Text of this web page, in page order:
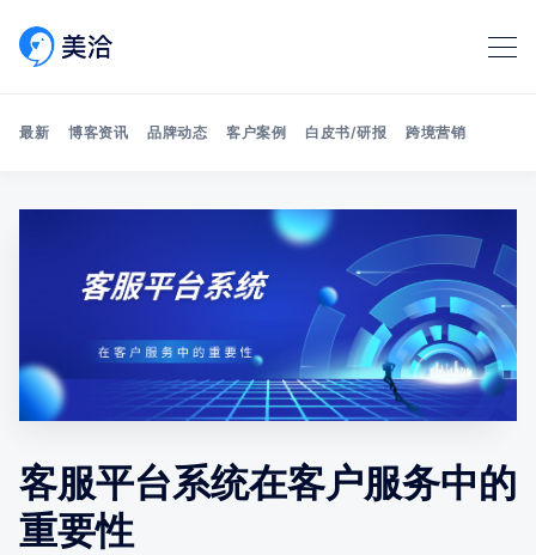
Search 美洽博客
最新 博客资讯 品牌动态 客户案例 白皮书/研报 跨境营销
客服平台系统在客户服务中的
重要性